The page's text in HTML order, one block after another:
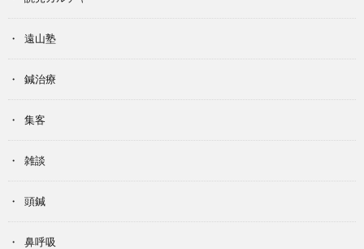
遠山塾
鍼治療
集客
雑談
頭鍼
鼻呼吸